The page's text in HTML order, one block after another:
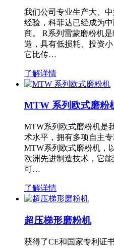
我们公司专业生产大、
经验，科菲达已经成为
商。 R系列雷蒙磨粉机
造，具有低损耗、投资
它比传…
了解详情
MTW 系列欧式磨粉
MTW系列欧式磨粉机是
术水平，拥有多项自主
MTW系列欧式磨粉机，
欧洲先进制造技术，它
可…
了解详情
超压梯形磨粉机
获得了CE和国家专利证